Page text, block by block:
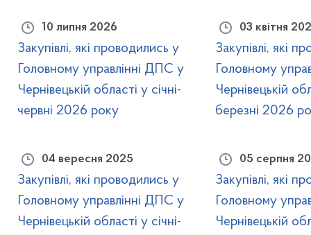
10 липня 2026
Закупівлі, які проводились у
Головному управлінні ДПС у
Чернівецькій області у січні-
червні 2026 року
03 квітня
Закупівлі, які
Головному
Чернівецькій
березні 2026
04 вересня 2025
Закупівлі, які проводились у
Головному управлінні ДПС у
Чернівецькій області у січні-
05 серпня
Закупівлі, які
Головному
Чернівецькій